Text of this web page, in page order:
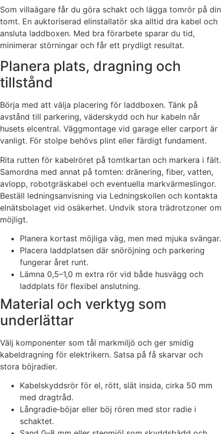
Som villaägare får du göra schakt och lägga tomrör på din
tomt. En auktoriserad elinstallatör ska alltid dra kabel och
ansluta laddboxen. Med bra förarbete sparar du tid,
minimerar störningar och får ett prydligt resultat.
Planera plats, dragning och
tillstånd
Börja med att välja placering för laddboxen. Tänk på
avstånd till parkering, väderskydd och hur kabeln når
husets elcentral. Väggmontage vid garage eller carport är
vanligt. För stolpe behövs plint eller färdigt fundament.
Rita rutten för kabelröret på tomtkartan och markera i fält.
Samordna med annat på tomten: dränering, fiber, vatten,
avlopp, robotgräskabel och eventuella markvärmeslingor.
Beställ ledningsanvisning via Ledningskollen och kontakta
elnätsbolaget vid osäkerhet. Undvik stora trädrotzoner om
möjligt.
Planera kortast möjliga väg, men med mjuka svängar.
Placera laddplatsen där snöröjning och parkering
fungerar året runt.
Lämna 0,5–1,0 m extra rör vid både husvägg och
laddplats för flexibel anslutning.
Material och verktyg som
underlättar
Välj komponenter som tål markmiljö och ger smidig
kabeldragning för elektrikern. Satsa på få skarvar och
stora böjradier.
Kabelskyddsrör för el, rött, slät insida, cirka 50 mm
med dragtråd.
Långradie‑böjar eller böj rören med stor radie i
schaktet.